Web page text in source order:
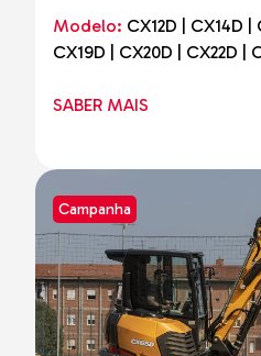
Modelo: CX12D | CX14D |
CX19D | CX20D | CX22D |
SABER MAIS
Campanha